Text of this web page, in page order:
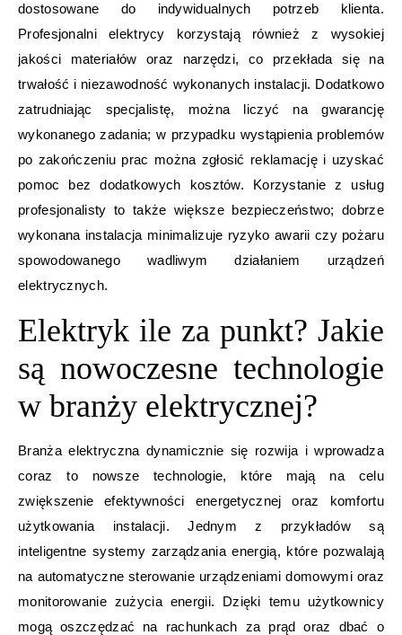
dostosowane do indywidualnych potrzeb klienta.
Profesjonalni elektrycy korzystają również z wysokiej
jakości materiałów oraz narzędzi, co przekłada się na
trwałość i niezawodność wykonanych instalacji. Dodatkowo
zatrudniając specjalistę, można liczyć na gwarancję
wykonanego zadania; w przypadku wystąpienia problemów
po zakończeniu prac można zgłosić reklamację i uzyskać
pomoc bez dodatkowych kosztów. Korzystanie z usług
profesjonalisty to także większe bezpieczeństwo; dobrze
wykonana instalacja minimalizuje ryzyko awarii czy pożaru
spowodowanego wadliwym działaniem urządzeń
elektrycznych.
Elektryk ile za punkt? Jakie
są nowoczesne technologie
w branży elektrycznej?
Branża elektryczna dynamicznie się rozwija i wprowadza
coraz to nowsze technologie, które mają na celu
zwiększenie efektywności energetycznej oraz komfortu
użytkowania instalacji. Jednym z przykładów są
inteligentne systemy zarządzania energią, które pozwalają
na automatyczne sterowanie urządzeniami domowymi oraz
monitorowanie zużycia energii. Dzięki temu użytkownicy
mogą oszczędzać na rachunkach za prąd oraz dbać o